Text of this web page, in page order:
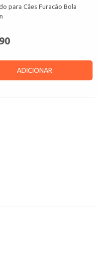
para Cães Furacão Bola
ADICIONAR